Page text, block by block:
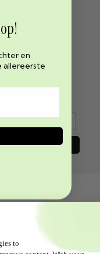
vrijheid
en
allereerste